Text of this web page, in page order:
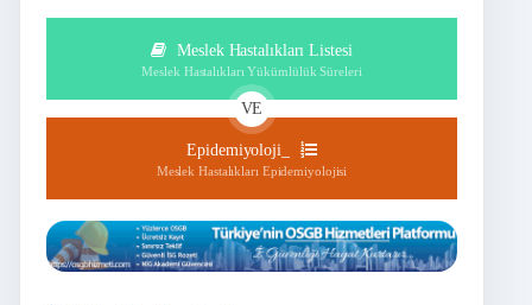
Meslek Hastalıkları Listesi
Meslek Hastalıkları Yükümlülük Süreleri
VE
Epidemiyoloji_
Meslek Hastalıkları Epidemiyolojisi